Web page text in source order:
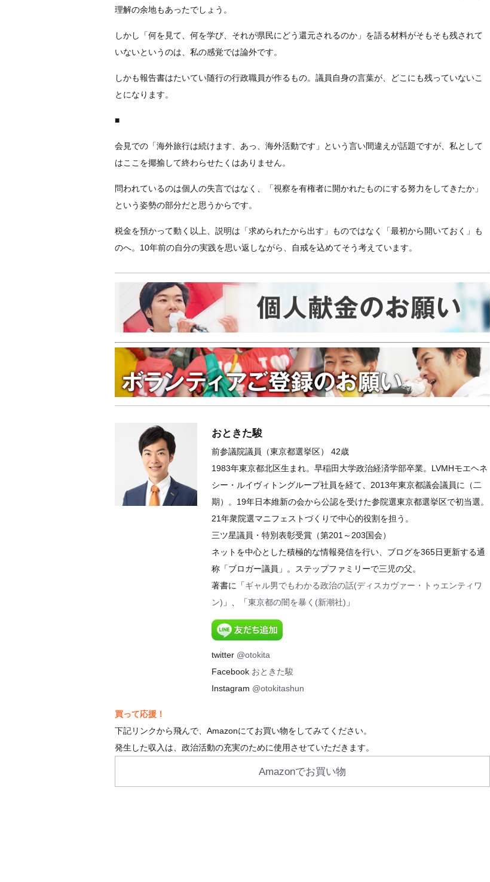
理解の余地もあったでしょう。
しかし「何を見て、何を学び、それが県民にどう還元されるのか」を語る材料がそもそも残されて
いないというのは、私の感覚では論外です。
しかも報告書はたいてい随行の行政職員が作るもの。議員自身の言葉が、どこにも残っていないこ
とになります。
■
会見での「海外旅行は続けます、あっ、海外活動です」という言い間違えが話題ですが、私として
はここを揶揄して終わらせたくはありません。
問われているのは個人の失言ではなく、「視察を有権者に開かれたものにする努力をしてきたか」
という姿勢の部分だと思うからです。
税金を預かって動く以上、説明は「求められたから出す」ものではなく「最初から開いておく」も
のへ。10年前の自分の実践を思い返しながら、自戒を込めてそう考えています。
おときた駿
前参議院議員（東京都選挙区） 42歳
1983年東京都北区生まれ。早稲田大学政治経済学部卒業。LVMHモエヘネ
シー・ルイヴィトングループ社員を経て、2013年東京都議会議員に（二
期）。19年日本維新の会から公認を受けた参院選東京都選挙区で初当選。
21年衆院選マニフェストづくりで中心的役割を担う。
三ツ星議員・特別表彰受賞（第201～203国会）
ネットを中心とした積極的な情報発信を行い、ブログを365日更新する通
称「ブロガー議員」。ステップファミリーで三児の父。
著書に「ギャル男でもわかる政治の話(ディスカヴァー・トゥエンティワ
ン) 」、「東京都の闇を暴く(新潮社) 」
twitter @otokita
Facebook おときた駿
Instagram @otokitashun
買って応援！
下記リンクから飛んで、Amazonにてお買い物をしてみてください。
発生した収入は、政治活動の充実のために使用させていただきます。
Amazonでお買い物